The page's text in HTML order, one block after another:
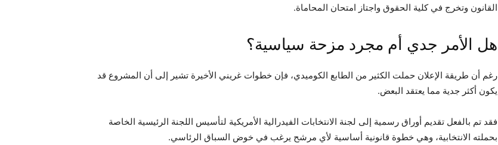
القانون وتخرج في كلية الحقوق واجتاز امتحان المحاماة.
هل الأمر جدي أم مجرد مزحة سياسية؟
رغم أن طريقة الإعلان حملت الكثير من الطابع الكوميدي، فإن خطوات غريني الأخيرة تشير إلى أن المشروع قد
يكون أكثر جدية مما يعتقد البعض.
فقد تم بالفعل تقديم أوراق رسمية إلى لجنة الانتخابات الفيدرالية الأمريكية لتأسيس اللجنة الرئيسية الخاصة
بحملته الانتخابية، وهي خطوة قانونية أساسية لأي مرشح يرغب في خوض السباق الرئاسي.